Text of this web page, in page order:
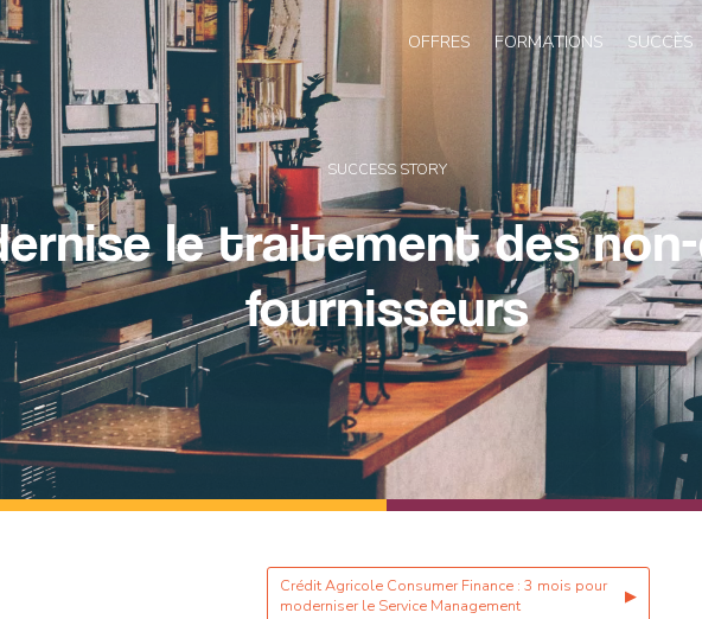
OFFRES FORMATIONS SUCCÈS
SUCCESS STORY
le traitement des
fournisseurs
Crédit Agricole Consumer Finance : 3 mois pour
moderniser le Service Management
▶